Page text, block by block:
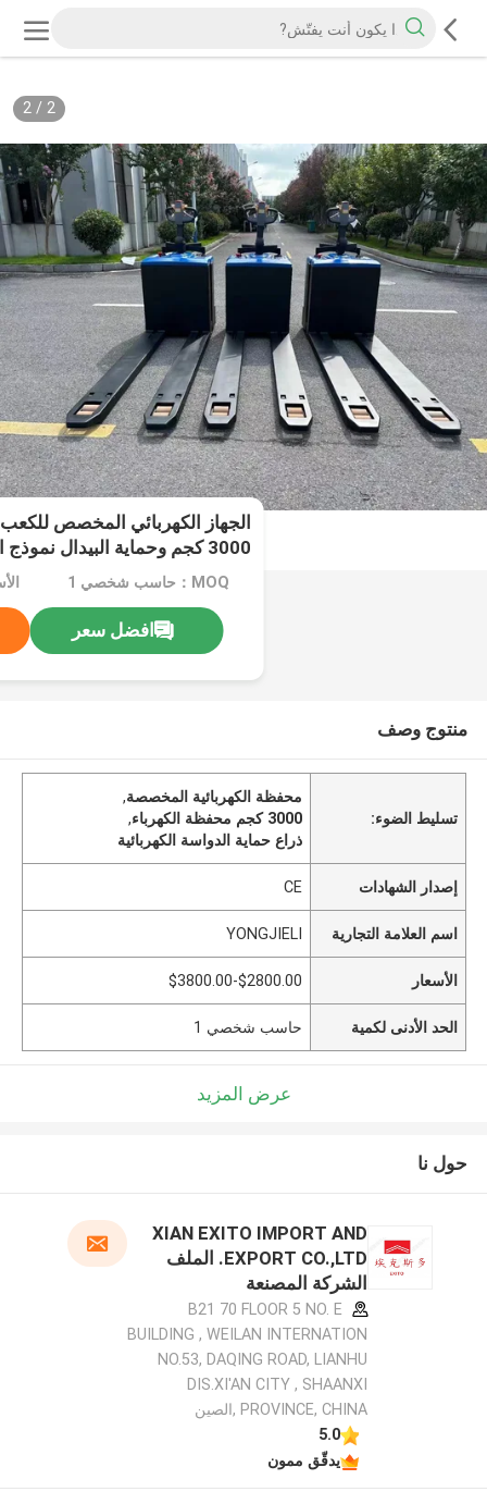
2
/
2
الجهاز الكهربائي المخصص
3000 كجم وحماية البيدال نموذج الوسيط
MOQ：حاسب شخصي 1
افضل سعر
منتوج وصف
تسليط الضوء:
محفظة الكهربائية المخصصة,
3000 كجم محفظة الكهرباء
,
ذراع حماية الدواسة الكهربائية
إصدار الشهادات CE
اسم العلامة التجارية YONGJIELI
الأسعار $2800.00-$3800.00
الحد الأدنى لكمية حاسب شخصي 1
عرض المزيد
حول نا
XIAN EXITO IMPORT AND
EXPORT CO.,LTD. الملف
الشركة المصنعة
B21 70 FLOOR 5 NO. E
BUILDING , WEILAN INTERNATION
NO.53, DAQING ROAD, LIANHU
DIS.XI'AN CITY , SHAANXI
PROVINCE, CHINA ,الصين
5.0
يدقّق ممون